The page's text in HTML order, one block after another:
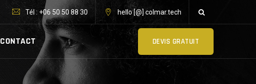
Tél : +06 50 50 88 30 hello [@] colmar.tech
CONTACT DEVIS GRATUIT